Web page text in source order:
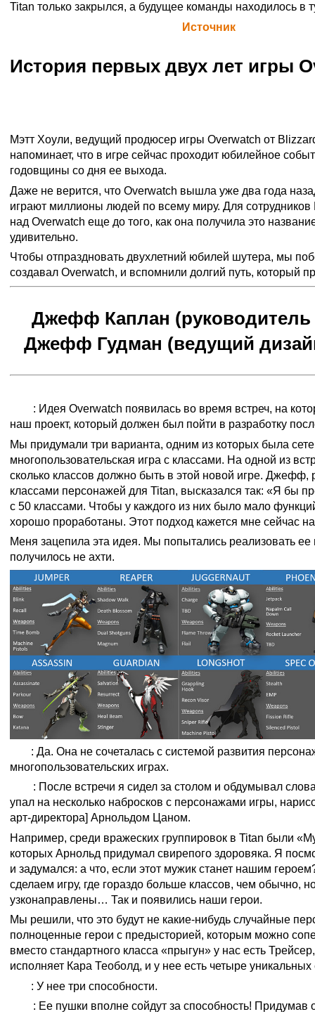
Titan только закрылся, а будущее команды находилось в
Источник
История первых двух лет игры
Мэтт Хоули, ведущий продюсер игры Overwatch от
напоминает, что в игре сейчас проходит юбилейное
годовщины со дня ее выхода.
Даже не верится, что Overwatch вышла уже два года
играют миллионы людей по всему миру. Для сотрудников
над Overwatch еще до того, как она получила это
удивительно.
Чтобы отпраздновать двухлетний юбилей шутера, мы
создавал Overwatch, и вспомнили долгий путь, который
Джефф Каплан (руководитель
Джефф Гудман (ведущий
: Идея Overwatch появилась во время встреч, на
наш проект, который должен был пойти в разработку
Мы придумали три варианта, одним из которых была
многопользовательская игра с классами. На одной из
сколько классов должно быть в этой новой игре. Джефф,
классами персонажей для Titan, высказался так: «Я бы
с 50 классами. Чтобы у каждого из них было мало
хорошо проработаны. Этот подход кажется мне сейчас
Меня зацепила эта идея. Мы попытались реализовать ее
получилось не ахти.
: Да. Она не сочеталась с системой развития
многопользовательских играх.
: После встречи я сидел за столом и обдумывал
упал на несколько набросков с персонажами игры,
арт-директора] Арнольдом Цаном.
Например, среди вражеских группировок в Titan были
которых Арнольд придумал свирепого здоровяка. Я
и задумался: а что, если этот мужик станет нашим
сделаем игру, где гораздо больше классов, чем обычно,
узконаправлены… Так и появились наши герои.
Мы решили, что это будут не какие-нибудь случайные
полноценные герои с предысторией, которым можно
вместо стандартного класса «прыгун» у нас есть
исполняет Кара Теоболд, и у нее есть четыре уникальных
: У нее три способности.
: Ее пушки вполне сойдут за способность! Придумав